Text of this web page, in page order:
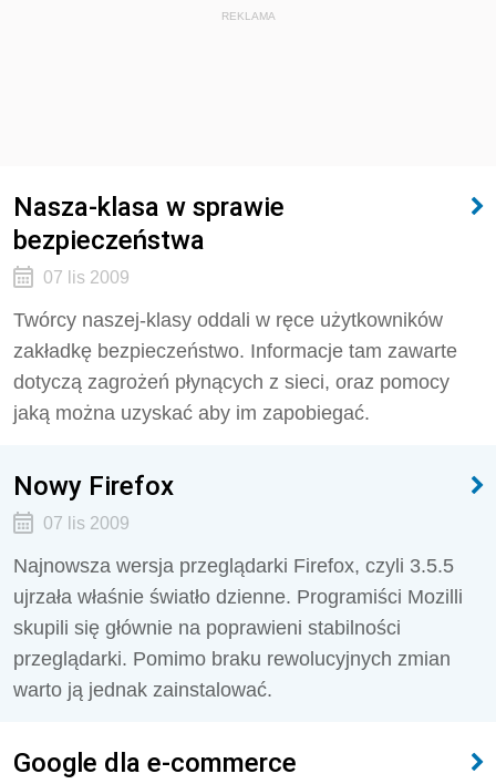
REKLAMA
Nasza-klasa w sprawie
bezpieczeństwa
07 lis 2009
Twórcy naszej-klasy oddali w ręce użytkowników
zakładkę bezpieczeństwo. Informacje tam zawarte
dotyczą zagrożeń płynących z sieci, oraz pomocy
jaką można uzyskać aby im zapobiegać.
Nowy Firefox
07 lis 2009
Najnowsza wersja przeglądarki Firefox, czyli 3.5.5
ujrzała właśnie światło dzienne. Programiści Mozilli
skupili się głównie na poprawieni stabilności
przeglądarki. Pomimo braku rewolucyjnych zmian
warto ją jednak zainstalować.
Google dla e-commerce